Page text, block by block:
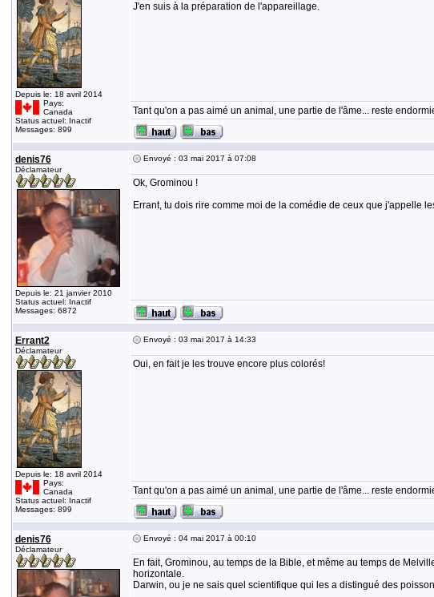
Depuis le: 18 avril 2014
Pays:
Canada
Status actuel: Inactif
Messages: 899
J'en suis à la préparation de l'appareillage.
Tant qu'on a pas aimé un animal, une partie de l'âme... reste
denis76
Déclamateur
Depuis le: 21 janvier 2010
Status actuel: Inactif
Messages: 6872
Envoyé : 03 mai 2017 à 07:08
Ok, Grominou !
Errant, tu dois rire comme moi de la comédie de ceux que j'appelle
Errant2
Déclamateur
Depuis le: 18 avril 2014
Pays:
Canada
Status actuel: Inactif
Messages: 899
Envoyé : 03 mai 2017 à 14:33
Oui, en fait je les trouve encore plus colorés!
Tant qu'on a pas aimé un animal, une partie de l'âme... reste
denis76
Déclamateur
Envoyé : 04 mai 2017 à 00:10
En fait, Grominou, au temps de la Bible, et même au temps de
horizontale.
Darwin, ou je ne sais quel scientifique qui les a distingué des